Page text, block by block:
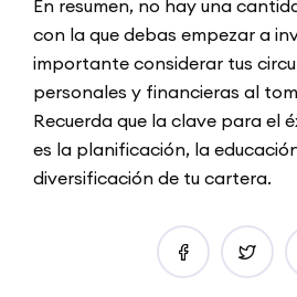
En resumen, no hay una
con la que debas empezar a
importante considerar tus
personales y financieras al
Recuerda que la clave para el
es la planificación, la
diversificación de tu cartera.